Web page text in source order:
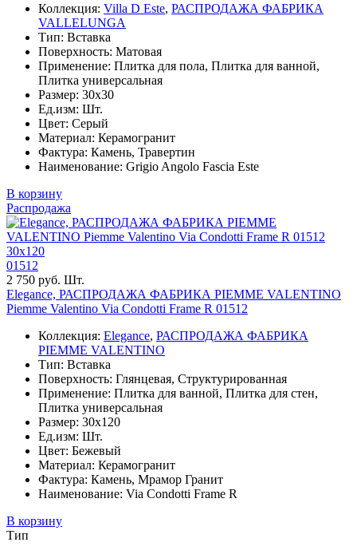
Коллекция: Villa D Este, РАСПРОДАЖА ФАБРИКА
VALLELUNGA
Тип: Вставка
Поверхность: Матовая
Применение: Плитка для пола, Плитка для ванной,
Плитка универсальная
Размер: 30x30
Ед.изм: Шт.
Цвет: Серый
Материал: Керамогранит
Фактура: Камень, Травертин
Наименование: Grigio Angolo Fascia Este
В корзину
Распродажа
30x120
01512
2 750 руб. Шт.
Elegance, РАСПРОДАЖА ФАБРИКА PIEMME VALENTINO
Piemme Valentino Via Condotti Frame R 01512
Коллекция: Elegance, РАСПРОДАЖА ФАБРИКА
PIEMME VALENTINO
Тип: Вставка
Поверхность: Глянцевая, Структурированная
Применение: Плитка для ванной, Плитка для стен,
Плитка универсальная
Размер: 30x120
Ед.изм: Шт.
Цвет: Бежевый
Материал: Керамогранит
Фактура: Камень, Мрамор Гранит
Наименование: Via Condotti Frame R
В корзину
Тип